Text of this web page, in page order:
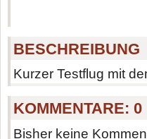
BESCHREIBUNG
Kurzer Testflug mit
KOMMENTARE:0
Bisher keine